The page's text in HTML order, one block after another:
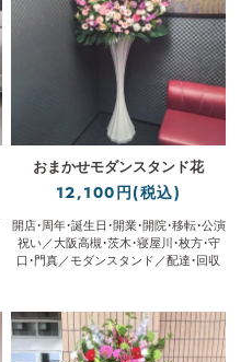
おまかせモダンスタンド花
12,100円(税込)
開店・周年・誕生日・開業・開院・移転・公演
祝い／大阪高槻・茨木・寝屋川・枚方・守
口・門真／モダンスタンド／配達・回収